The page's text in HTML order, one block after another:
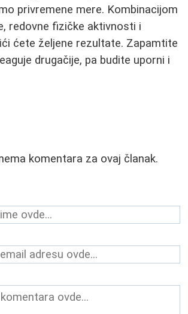
privremene mere. Kombinacijom
redovne fizičke aktivnosti i
ćete željene rezultate. Zapamtite
drugačije, pa budite uporni i
komentara za ovaj članak.